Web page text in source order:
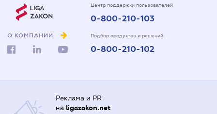
О КОМПАНИИ
Центр поддержки пользователей
0-800-210-103
Подбор продуктов и решений
0-800-210-102
Реклама и PR
на ligazakon.net